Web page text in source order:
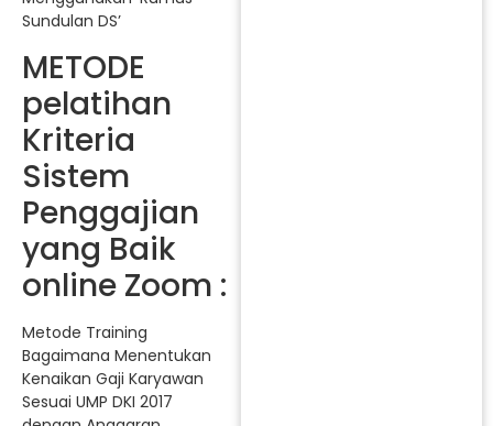
Sundulan DS’
METODE
pelatihan
Kriteria
Sistem
Penggajian
yang Baik
online Zoom :
Metode Training
Bagaimana Menentukan
Kenaikan Gaji Karyawan
Sesuai UMP DKI 2017